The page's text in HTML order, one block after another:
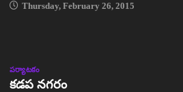
Thursday, February 26, 2015
పర్యాటకం
కడప నగరం